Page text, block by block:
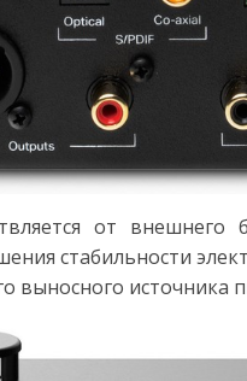
от
стабильности
выносного источника